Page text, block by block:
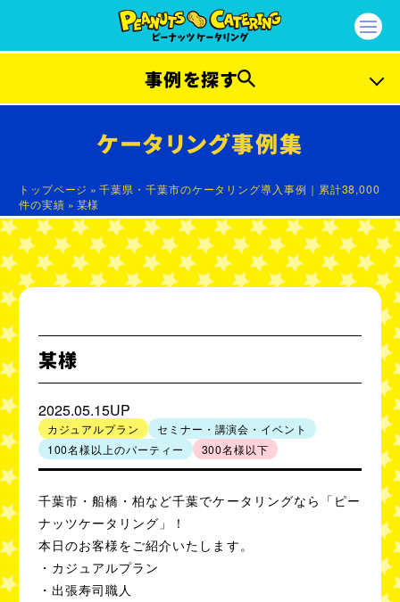
ケータリング事例集
トップページ »千葉県・千葉市のケータリング導入事例｜累計38,000
件の実績 » 某様
事例を探す
プラン別事例
カジュアルプラン
ガッツリプラン ラグジュアリープラン
プラチナプラン セレブリティープラン
ハラルプラン
人数別事例
50名様以下 80
100名様以下 300名様以下
500名様以下
某様
2025.05.15UP
カジュアルプラン
セミナー・講演会・イベント
100名様以上のパーティー
300名様以下
千葉市・船橋・柏など千葉でケータリングなら「ピー
ナッツケータリング」！
本日のお客様をご紹介いたします。
・カジュアルプラン
・出張寿司職人